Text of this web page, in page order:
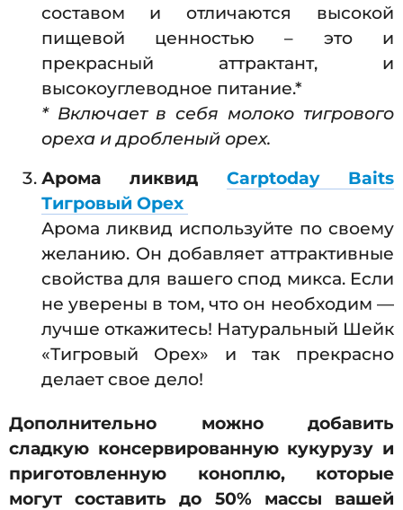
составом и отличаются высокой
пищевой ценностью – это и
прекрасный аттрактант, и
высокоуглеводное питание.*
* Включает в себя молоко тигрового
ореха и дробленый орех.
Арома ликвид Carptoday Baits
Тигровый Орех
Арома ликвид используйте по своему
желанию. Он добавляет аттрактивные
свойства для вашего спод микса. Если
не уверены в том, что он необходим —
лучше откажитесь! Натуральный Шейк
«Тигровый Орех» и так прекрасно
делает свое дело!
Дополнительно можно добавить
сладкую консервированную кукурузу и
приготовленную коноплю, которые
могут составить до 50% массы вашей